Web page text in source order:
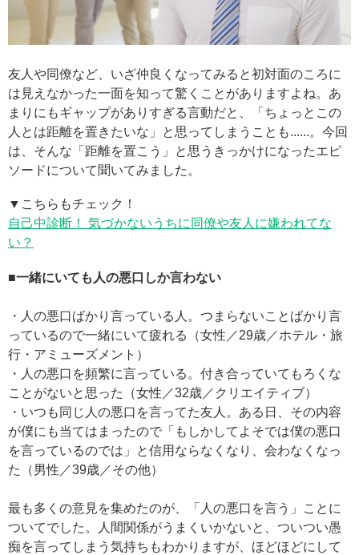
友人や同僚など、いざ仲良くなってみると初対面のころに
は見えなかった一面を知って驚くことがありますよね。あ
まりにもギャップがありすぎる言動だと、「ちょっとこの
人とは距離を置きたいな」と思ってしまうことも......。今回
は、そんな「距離を置こう」と思うきっかけになったエピ
ソードについて聞いてみました。
▼こちらもチェック！
自己中診断！ 気づかないうちに同僚や友人に嫌われてな
い？
■一緒にいても人の悪口しか言わない
・人の悪口ばかり言っている人。つまらないことばかり言
っているので一緒にいて疲れる（女性／29歳／ホテル・旅
行・アミューズメント）
・人の悪口を頻繁に言っている。付き合っていてもろくな
ことがないと思った（女性／32歳／クリエイティブ）
・いつも同じ人の悪口を言ってた友人。ある日、その内容
が僕にも当てはまったので「もしかしてよそでは僕の悪口
を言っているのでは」と信用ならなくなり、会わなくなっ
た（男性／39歳／その他）
最も多くの意見を集めたのが、「人の悪口を言う」ことに
ついてでした。人間関係がうまくいかないと、ついつい愚
痴を言ってしまう気持ちもわかりますが、ほどほどにして